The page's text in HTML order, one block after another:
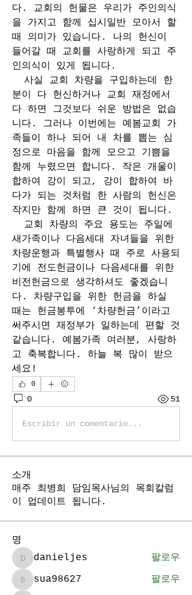
다. 교회의 헌물은 우리가 주인의식
을 가지고 함께 십시일반 모아서 할
때 의미가 있습니다. 나의 헌신이
들어갈 때 교회를 사랑하게 되고 주
인의식이 있게 됩니다.
사실 교회 차량을 구입하는데 한
분이 다 헌신하거나 교회 재정에서
다 하면 그것보다 쉬운 방법은 없습
니다. 그러나 이번에는 예봄교회 가
족들이 하나 되어 내 차를 뽑는 심
정으로 마음을 함께 모으고 기쁨을
함께 누렸으면 합니다. 작은 개울이
합하여 강이 되고, 강이 합하여 바
다가 되는 것처럼 한 사람의 헌신은
작지만 함께 하면 큰 것이 됩니다.
교회 차량의 주요 용도는 주일에
새가족이나 다음세대 자녀들을 위한
차량운행과 특별행사 때 주로 사용되
기에 전도헌금이나 다음세대를 위한
비전헌금으로 생각하셔도 좋겠습니
다. 차량구입을 위한 헌금을 하실
때는 헌금봉투에 ‘차량헌금’이라고
써주시면 재정부가 일하는데 편할 것
같습니다. 예봄가족 여러분, 사랑하
고 축복합니다. 하늘 복 많이 받으
세요!
0
0 51
Escribir un comentario...
소개
매주 최병희 담임목사님의 목회칼럼
이 업데이트 됩니다.
명
danieljes
danieljes 팔로우
sua98627
sua98627 팔로우